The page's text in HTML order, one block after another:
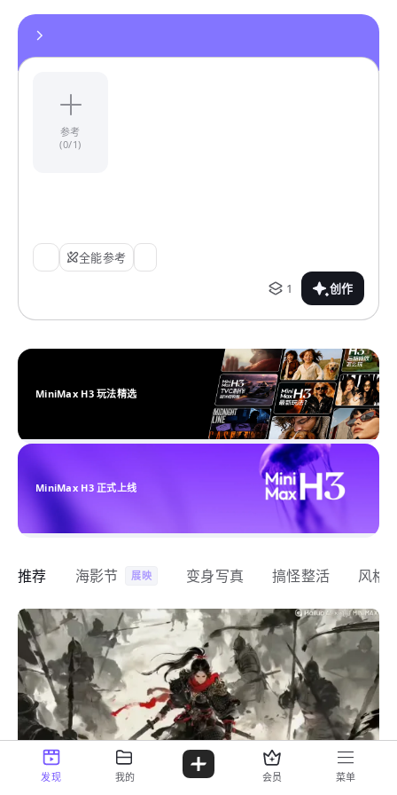
参考
(0/1)
全能参考
1
创作
MiniMax H3 玩法精选
MiniMax H3 正式上线
推荐 海影节 展映 变身写真 搞怪整活 风格
发现 我的 会员 菜单